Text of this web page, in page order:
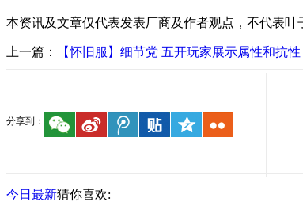
本资讯及文章仅代表发表厂商及作者观点，不代表叶
上一篇： 【怀旧服】细节党 五开玩家展示属性和抗性
分享到：
今日最新猜你喜欢: